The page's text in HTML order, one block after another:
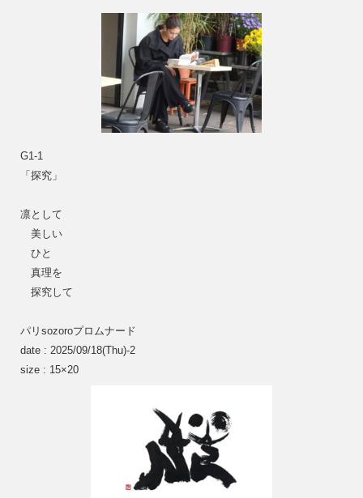
G1-1
「探究」
凛として
美しい
ひと
真理を
探究して
パリsozoroプロムナード
date : 2025/09/18(Thu)-2
size : 15×20